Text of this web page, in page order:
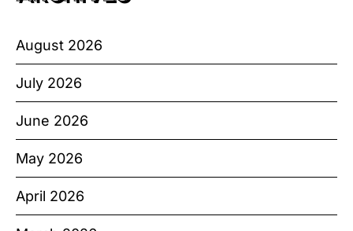
August 2026
July 2026
June 2026
May 2026
April 2026